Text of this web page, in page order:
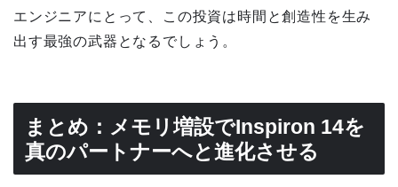
エンジニアにとって、この投資は時間と創造性を生み
出す最強の武器となるでしょう。
まとめ：メモリ増設でInspiron 14を
真のパートナーへと進化させる